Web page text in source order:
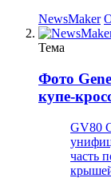
NewsMaker
Тема
Фото
купе-
GV80
часть